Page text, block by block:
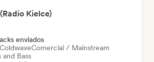
Kielce)
enviados
ColdwaveComercial / Mainstream
and Bass